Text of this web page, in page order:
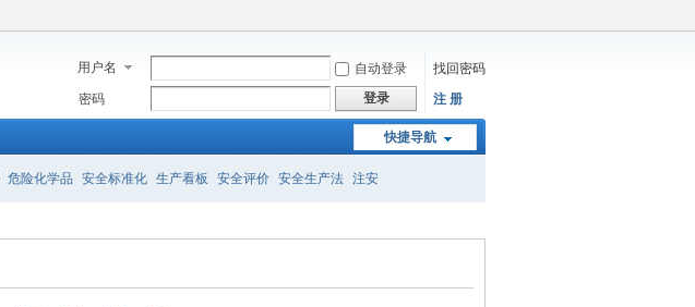
用户名 自动登录
找回密码
密码
登录 注 册
快捷导航
危险化学品 安全标准化 生产看板 安全评价 安全生产法 注安